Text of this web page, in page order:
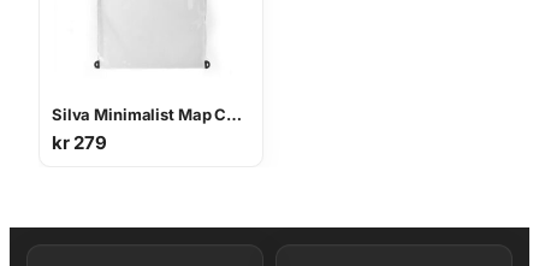
Silva Minimalist Map Case Medium
kr279